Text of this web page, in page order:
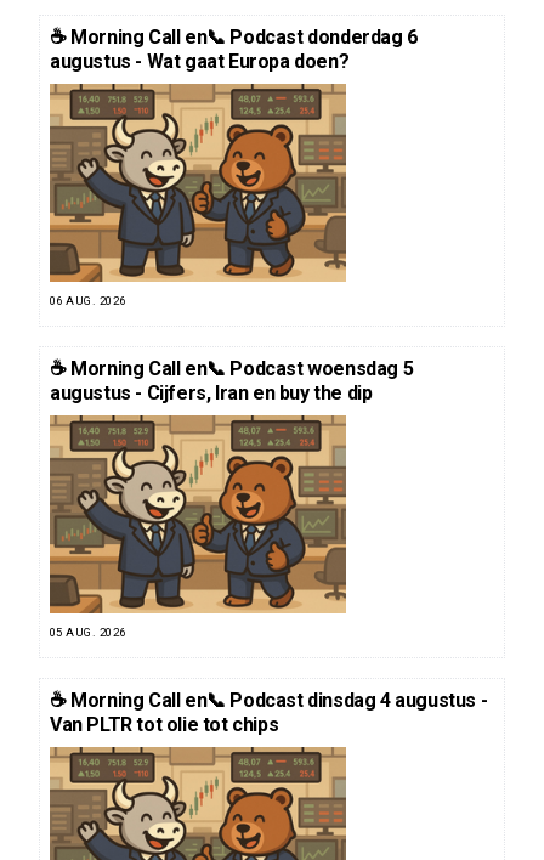
☕️ Morning Call en📞 Podcast donderdag 6
augustus - Wat gaat Europa doen?
06 AUG. 2026
☕️ Morning Call en📞 Podcast woensdag 5
augustus - Cijfers, Iran en buy the dip
05 AUG. 2026
☕️ Morning Call en📞 Podcast dinsdag 4 augustus -
Van PLTR tot olie tot chips